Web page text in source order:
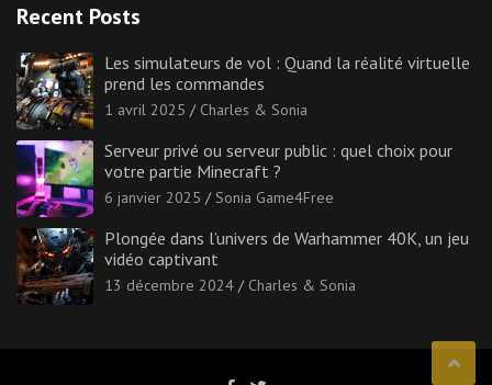
Recent Posts
Les simulateurs de vol : Quand la réalité virtuelle
prend les commandes
1 avril 2025 Charles & Sonia
Serveur privé ou serveur public : quel choix pour
votre partie Minecraft ?
6 janvier 2025 Sonia Game4Free
Plongée dans l’univers de Warhammer 40K, un jeu
vidéo captivant
13 décembre 2024 Charles & Sonia